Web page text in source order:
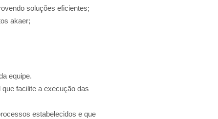
soluções eficientes;
akaer;
equipe.
facilite a execução das
estabelecidos e que